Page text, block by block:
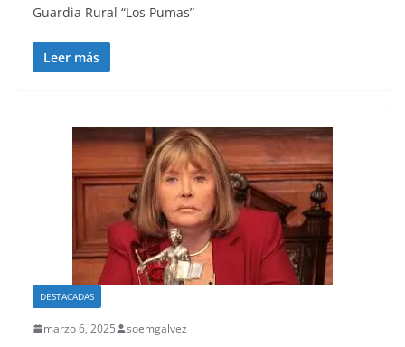
Guardia Rural “Los Pumas”
Leer más
DESTACADAS
marzo 6, 2025 soemgalvez